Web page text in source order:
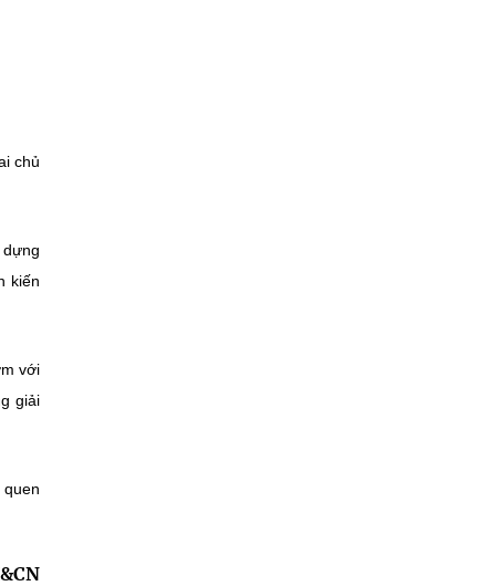
chủ
kiến
với
giải